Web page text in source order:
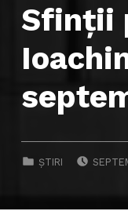
Sfinții
ȘTIRI